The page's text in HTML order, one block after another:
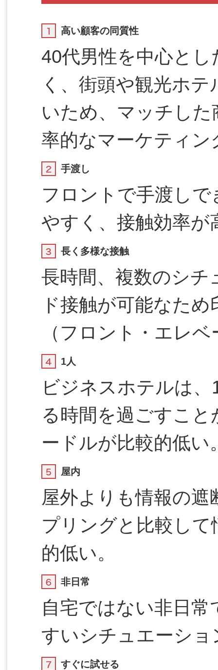
高い顧客の同質性
40代男性を中心と
く、街頭や観光ホ
いため、マッチし
率的なマーケティン
手渡し
フロントで手渡し
やすく、接触効率が
長く多様な接触
長時間、複数のシ
ド接触が可能なた
（フロント・エレ
1人
ビジネスホテルは
る時間を過ごすこ
ードルが比較的低い
屋内
屋外よりも情報の
プリングと比較し
的低い。
非日常
自宅ではない非日
すいシチュエーショ
すぐに試せる